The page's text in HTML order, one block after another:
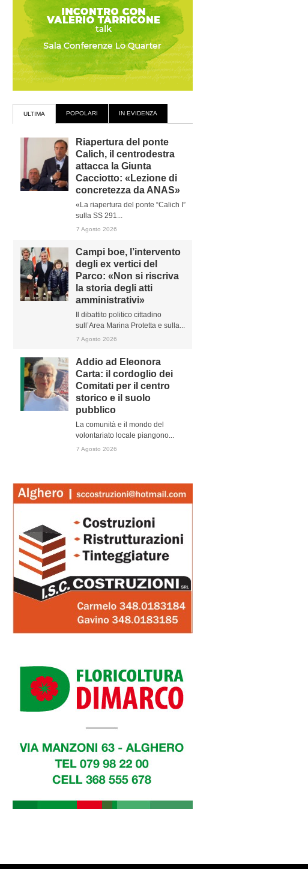
ULTIMA POPOLARI IN EVIDENZA
Riapertura del ponte
Calich, il centrodestra
attacca la Giunta
Cacciotto: «Lezione di
concretezza da ANAS»
«La riapertura del ponte “Calich I”
sulla SS 291...
7 Agosto 2026
Campi boe, l’intervento
degli ex vertici del
Parco: «Non si riscriva
la storia degli atti
amministrativi»
Il dibattito politico cittadino
sull’Area Marina Protetta e sulla...
7 Agosto 2026
Addio ad Eleonora
Carta: il cordoglio dei
Comitati per il centro
storico e il suolo
pubblico
La comunità e il mondo del
volontariato locale piangono...
7 Agosto 2026